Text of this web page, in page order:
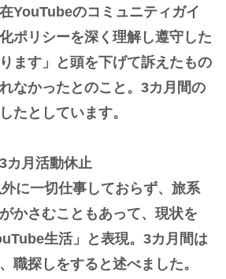
YouTubeのコミュニティガイ
ポリシーを深く理解し遵守した
ます」と頭を下げて訴えたもの
なかったとのこと。3カ月間の
たとしています。
カ月活動休止
に一切仕事しておらず、旅系
かさむこともあって、現状を
生活」と表現。3カ月間は
職探しをすると述べました。